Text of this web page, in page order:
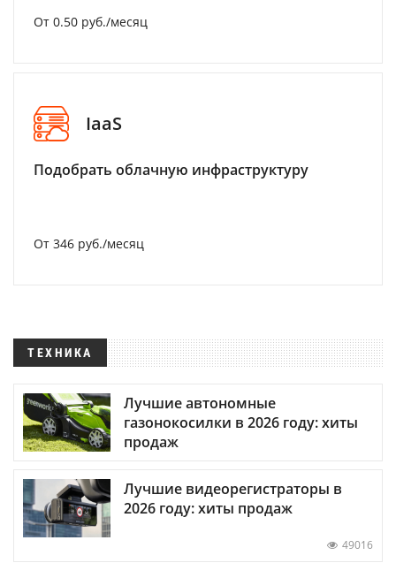
От 0.50 руб./месяц
IaaS
Подобрать облачную инфраструктуру
От 346 руб./месяц
ТЕХНИКА
Лучшие автономные
газонокосилки в 2026 году: хиты
продаж
Лучшие видеорегистраторы в
2026 году: хиты продаж
49016